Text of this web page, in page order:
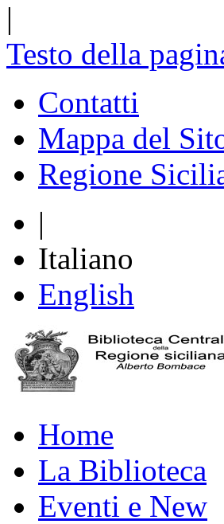
|
Testo della
Contatti
Mappa del
Regione
|
Italiano
English
Home
La Biblioteca
Eventi e New